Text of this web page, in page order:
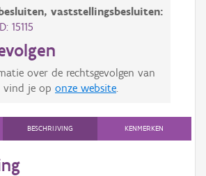
vaststellingsbesluiten:
15115
over de rechtsgevolgen van
vind je op onze website
BESCHRIJVING KENMERKEN